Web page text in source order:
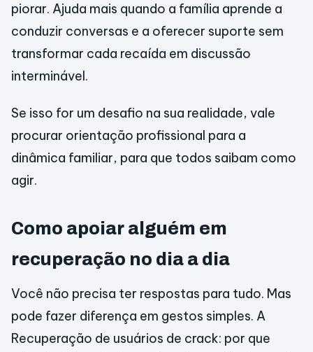
piorar. Ajuda mais quando a família aprende a
conduzir conversas e a oferecer suporte sem
transformar cada recaída em discussão
interminável.
Se isso for um desafio na sua realidade, vale
procurar orientação profissional para a
dinâmica familiar, para que todos saibam como
agir.
Como apoiar alguém em
recuperação no dia a dia
Você não precisa ter respostas para tudo. Mas
pode fazer diferença em gestos simples. A
Recuperação de usuários de crack: por que